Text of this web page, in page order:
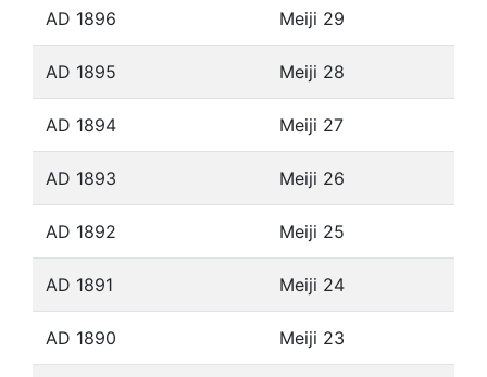
AD 1896 Meiji 29
AD 1895 Meiji 28
AD 1894 Meiji 27
AD 1893 Meiji 26
AD 1892 Meiji 25
AD 1891 Meiji 24
AD 1890 Meiji 23